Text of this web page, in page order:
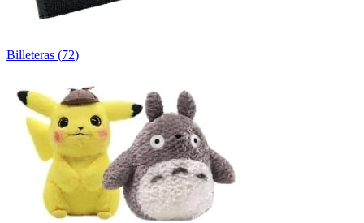
Billeteras (72)